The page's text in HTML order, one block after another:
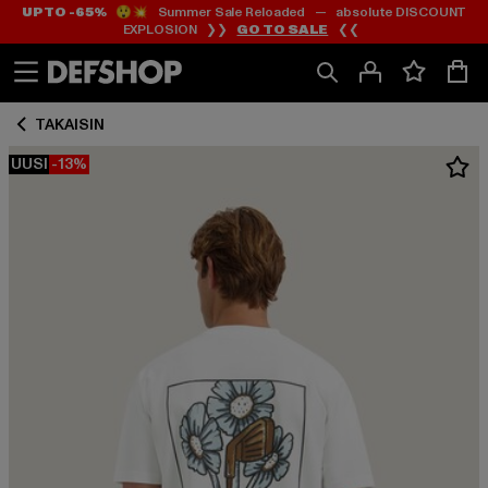
Siirry
Sisältö
Siirry
Footer
UP TO -65%😲💥 Summer Sale Reloaded — absolute DISCOUNT
EXPLOSION ❯❯ GO TO SALE ❮❮
TAKAISIN
UUSI -13%